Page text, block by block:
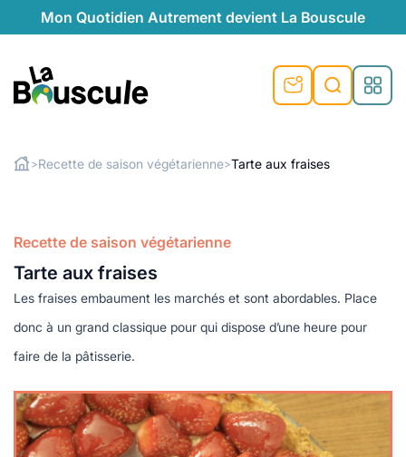
Mon Quotidien Autrement devient La Bouscule
préventive
au naturel
végétariennes
locales
plus de recyclage
responsables
durables
naturel
saison
douce
>Recette de saison végétarienne>Tarte aux fraises
Recette de saison végétarienne
Tarte aux fraises
Les fraises embaument les marchés et sont abordables. Place
donc à un grand classique pour qui dispose d’une heure pour
faire de la pâtisserie.